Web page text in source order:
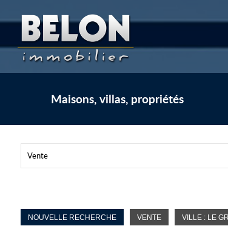
Maisons, villas, propriétés
Vente
NOUVELLE RECHERCHE VENTE VILLE : LE